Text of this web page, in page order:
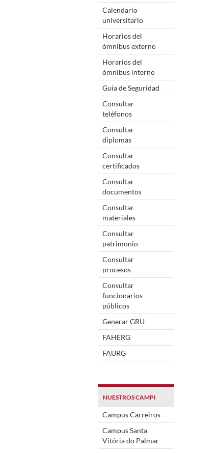
Calendario
universitario
Horarios del
ómnibus externo
Horarios del
ómnibus interno
Guía de Seguridad
Consultar
teléfonos
Consultar
diplomas
Consultar
certificados
Consultar
documentos
Consultar
materiales
Consultar
patrimonio
Consultar
procesos
Consultar
funcionarios
públicos
Generar GRU
FAHERG
FAURG
NUESTROS CAMPI
Campus Carreiros
Campus Santa
Vitória do Palmar